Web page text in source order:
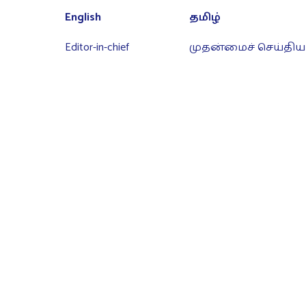
English
தமிழ்
Editor-in-chief
முதன்மைச்